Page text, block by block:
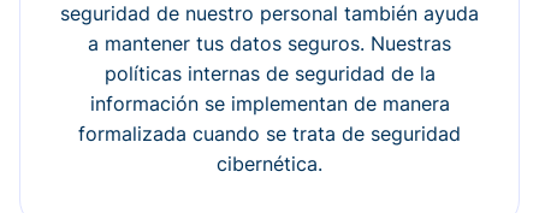
seguridad de nuestro personal también ayuda
a mantener tus datos seguros. Nuestras
políticas internas de seguridad de la
información se implementan de manera
formalizada cuando se trata de seguridad
cibernética.